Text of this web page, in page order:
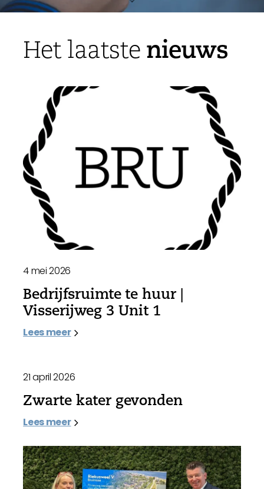
Het laatste nieuws
4 mei 2026
Bedrijfsruimte te huur |
Visserijweg 3 Unit 1
Lees meer
21 april 2026
Zwarte kater gevonden
Lees meer